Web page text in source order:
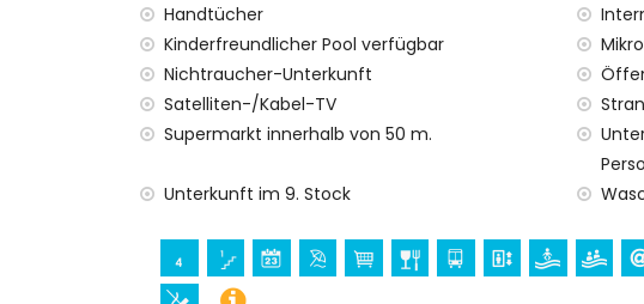
Handtücher
Kinderfreundlicher Pool verfügbar
Nichtraucher-Unterkunft
Satelliten-/Kabel-TV
Supermarkt innerhalb von 50 m.
Unterkunft im 9. Stock